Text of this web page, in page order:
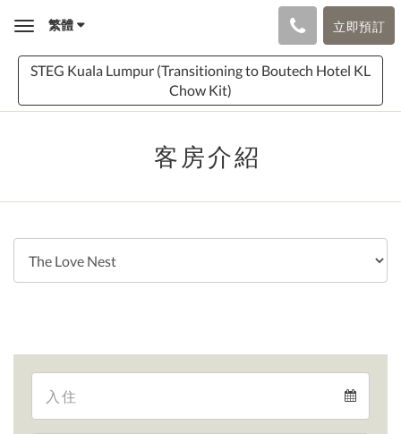
Toggle繁體 立即預訂
STEG Kuala Lumpur (Transitioning to Boutech Hotel KL
Chow Kit)
客房介紹